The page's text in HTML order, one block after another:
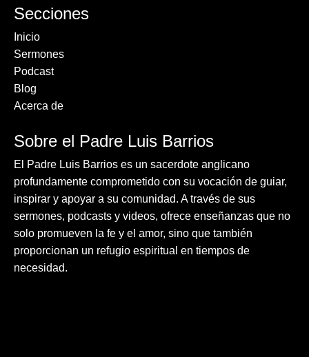
Secciones
Inicio
Sermones
Podcast
Blog
Acerca de
Sobre el Padre Luis Barrios
El Padre Luis Barrios es un sacerdote anglicano
profundamente comprometido con su vocación de guiar,
inspirar y apoyar a su comunidad. A través de sus
sermones, podcasts y videos, ofrece enseñanzas que no
solo promueven la fe y el amor, sino que también
proporcionan un refugio espiritual en tiempos de
necesidad.